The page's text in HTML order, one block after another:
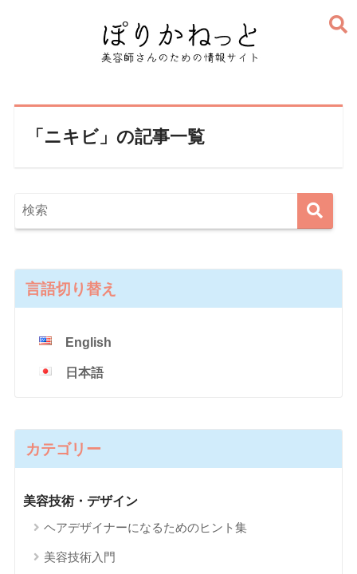
「ニキビ」の記事一覧
言語切り替え
English
日本語
カテゴリー
美容技術・デザイン
ヘアデザイナーになるためのヒント集
美容技術入門